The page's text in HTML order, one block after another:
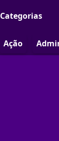
Categorias
Ação